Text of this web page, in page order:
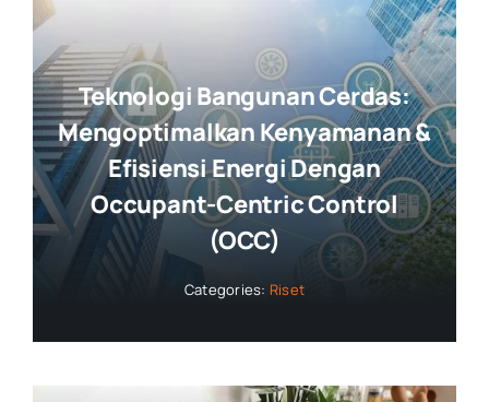
Teknologi Bangunan Cerdas:
Mengoptimalkan Kenyamanan &
Efisiensi Energi Dengan
Occupant-Centric Control
(OCC)
Categories: Riset